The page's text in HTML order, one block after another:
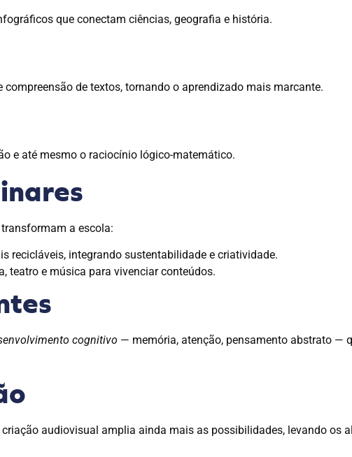
que conectam ciências, geografia e história.
de textos, tornando o aprendizado mais marcante.
e até mesmo o raciocínio lógico-matemático.
a escola:
recicláveis, integrando sustentabilidade e criatividade.
teatro e música para vivenciar conteúdos.
cognitivo — memória, atenção, pensamento abstrato —
audiovisual amplia ainda mais as possibilidades, levando os